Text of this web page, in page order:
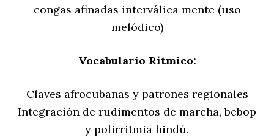
congas afinadas interválica mente (uso
melódico)
Vocabulario Rítmico:
Claves afrocubanas y patrones regionales
Integración de rudimentos de marcha, bebop
y polirritmia hindú.